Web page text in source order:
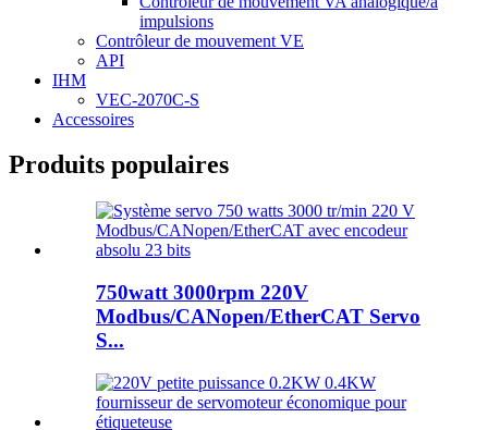
impulsions
Contrôleur de mouvement VE
API
IHM
VEC-2070C-S
Accessoires
Produits populaires
750watt 3000rpm 220V
Modbus/CANopen/EtherCAT Servo
S...